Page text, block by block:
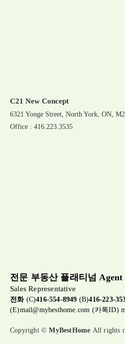
C21 New Concept
6321 Yonge Street, North York, ON,
Office : 416.223.3535
전문 부동산 플래티넘
Sales Representative
전화(C)416-554-8949 (B)416-223-
(E)mail@mybesthome.com (카톡ID)
Copyright ©MyBestHome All rights